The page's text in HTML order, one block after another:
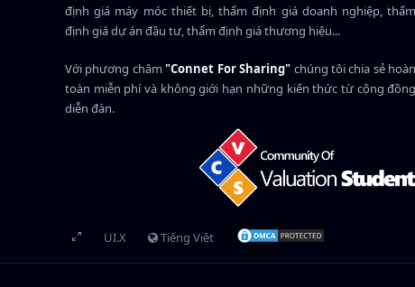
định giá máy móc thiết bị, thẩm định giá doanh nghiệp, thẩm
định giá dự án đầu tư, thẩm định giá thương hiệu...
Với phương châm"Connet For Sharing" chúng tôi chia sẻ hoàn
toàn miễn phí và không giới hạn những kiến thức từ cộng đồng
diễn đàn.
UI.X Tiếng Việt